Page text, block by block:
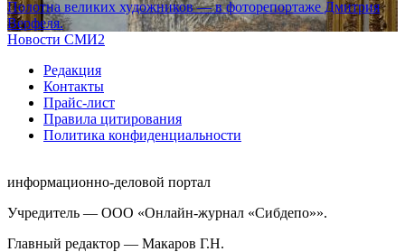
Полотна великих художников — в фоторепортаже Дмитрия
Верфеля.
Новости СМИ2
Редакция
Контакты
Прайс-лист
Правила цитирования
Политика конфиденциальности
информационно-деловой портал
Учредитель — ООО «Онлайн-журнал «Сибдепо»».
Главный редактор — Макаров Г.Н.